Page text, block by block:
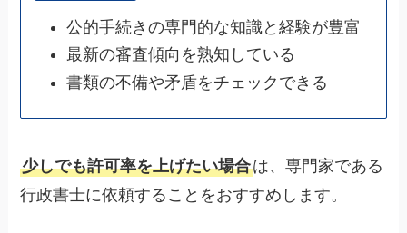
公的手続きの専門的な知識と経験が豊富
最新の審査傾向を熟知している
書類の不備や矛盾をチェックできる
少しでも許可率を上げたい場合は、専門家である
行政書士に依頼することをおすすめします。